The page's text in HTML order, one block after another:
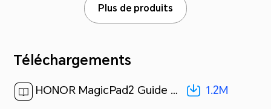
Plus de produits
Téléchargements
HONOR MagicPad2 Guide de démarrage rapide-(Magic OS 8.0_02,ROD2-W09,fr)[ 1.2M ] 1.2M